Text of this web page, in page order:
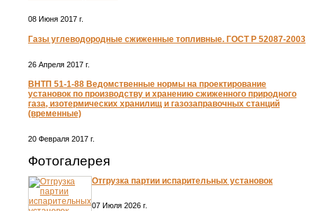
08 Июня 2017 г.
Газы углеводородные сжиженные топливные. ГОСТ Р 52087-2003
26 Апреля 2017 г.
ВНТП 51-1-88 Ведомственные нормы на проектирование
установок по производству и хранению сжиженного природного
газа, изотермических хранилищ и газозаправочных станций
(временные)
20 Февраля 2017 г.
Фотогалерея
Отгрузка партии испарительных установок
07 Июля 2026 г.